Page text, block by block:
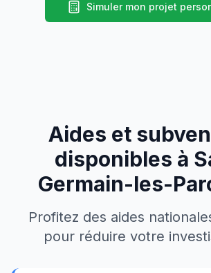
Simuler mon projet
Aides et
disponibles à
Germain-les-
Profitez des aides
pour réduire votre